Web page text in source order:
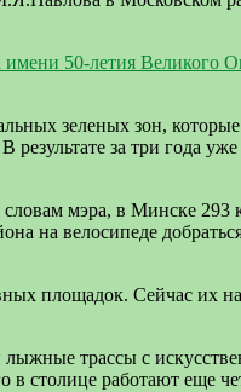
50-летия Великого
зеленых зон,
за три года
мэра, в Минске
на велосипеде
площадок. Сейчас их
трассы с
столице работают еще